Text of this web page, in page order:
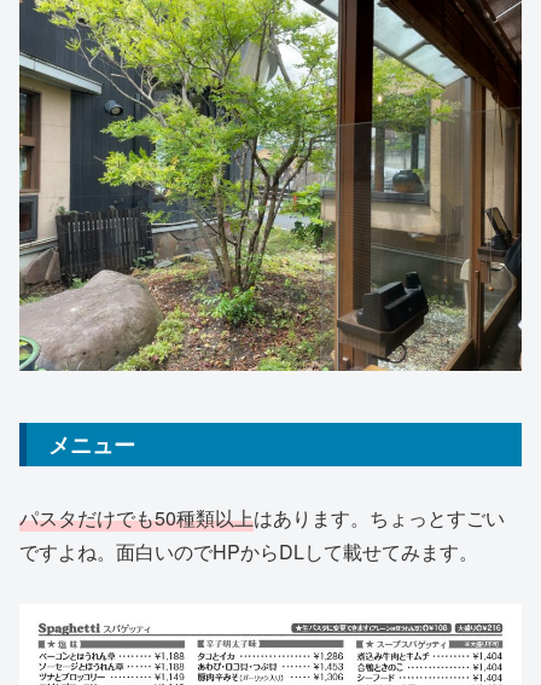
メニュー
パスタだけでも50種類以上はあります。ちょっとすごい
ですよね。面白いのでHPからDLして載せてみます。